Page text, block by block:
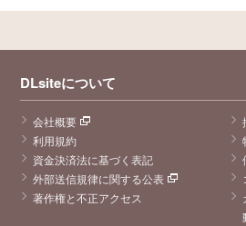
DLsiteについて
会社概要
利用規約
資金決済法に基づく表記
外部送信規律に関する公表
著作権と不正アクセス